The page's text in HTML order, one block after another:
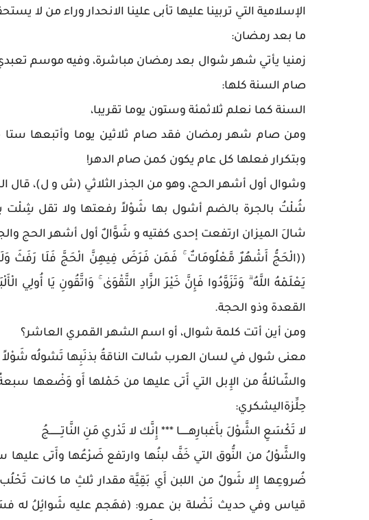
الإسلامية التي تربينا عليها تأبى علينا الانحدار وراء من لا
ما بعد رمضان:
زمنيا يأتي شهر شوال بعد رمضان مباشرة، وفيه موسم تعبدي
صام السنة كلها:
السنة كما نعلم ثلاثمئة وستون يوما تقريبا،
ومن صام شهر رمضان فقد صام ثلاثين يوما وأتبعها ستا
وبتكرار فعلها كل عام يكون كمن صام الدهر!
وشوال أول أشهر الحج، وهو من الجذر الثلاثي (ش و ل)، قال
شُلْتُ بالجرة بالضم أشول بها شَوْلاً رفعتها ولا تقل شِلْت
شالَ الميزان ارتفعت إحدى كفتيه و شَوَّالٌ أول أشهر الحج
((الْحَجُّ أَشْهُرٌ مَّعْلُومَاتٌ ۚ فَمَن فَرَضَ فِيهِنَّ الْحَجَّ فَلَا رَفَثَ
القعدة وذو الحجة.
ومن أين أتت كلمة شوال، أو اسم الشهر القمري العاشر؟
معنى شول في لسان العرب شالت الناقةُ بذنَبِها تَشولُه شَوْلاً
والشّائلةُ من الإِبل التي أَتى عليها من حَمْلها أَو وَضْعها
حِلِّزةاليشكري:
لا تَكْسَعِ الشَّوْلَ بأَغبارِهــــــا *** إِنَّك لا تَدْري مَنِ النَّاتِــــــــجُ
والشَّوْلُ من النُّوق التي خَفَّ لبنُها وارتفع ضَرْعُها وأَتى
ضُروعِها إِلا شَولٌ من اللبن أَي بَقِيَّة مقدار ثلثِ ما كانت
قياس وفي حديث نَضْلة بن عمرو: (فهَجم عليه شَوائِلُ له